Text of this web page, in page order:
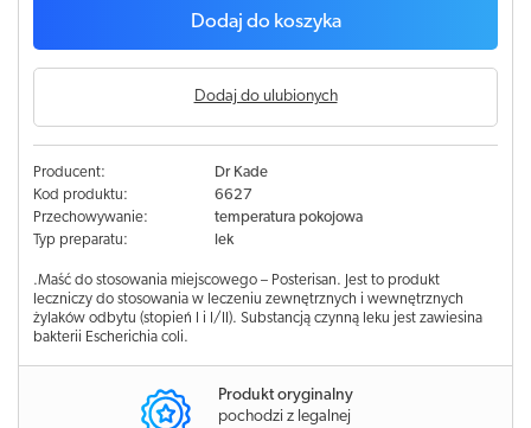
Dodaj do koszyka
Dodaj do ulubionych
Producent:
Dr Kade
Kod produktu:
6627
Przechowywanie:
temperatura pokojowa
Typ preparatu:
lek
.Maść do stosowania miejscowego – Posterisan. Jest to produkt
leczniczy do stosowania w leczeniu zewnętrznych i wewnętrznych
żylaków odbytu (stopień I i I/II). Substancją czynną leku jest zawiesina
bakterii Escherichia coli.
Produkt oryginalny
pochodzi z legalnej